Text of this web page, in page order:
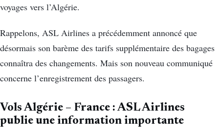
voyages vers l’Algérie.
Rappelons, ASL Airlines a précédemment annoncé que
désormais son barème des tarifs supplémentaire des bagages
connaîtra des changements. Mais son nouveau communiqué
concerne l’enregistrement des passagers.
Vols Algérie – France : ASL Airlines
publie une information importante